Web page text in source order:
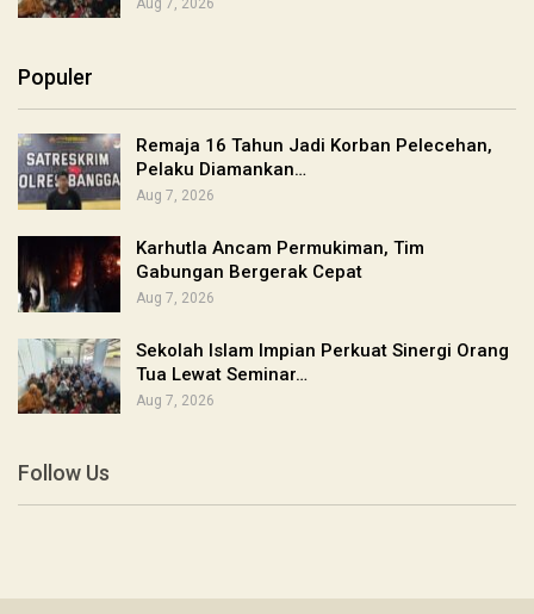
Aug 7, 2026
Populer
Remaja 16 Tahun Jadi Korban Pelecehan,
Pelaku Diamankan…
Aug 7, 2026
Karhutla Ancam Permukiman, Tim
Gabungan Bergerak Cepat
Aug 7, 2026
Sekolah Islam Impian Perkuat Sinergi Orang
Tua Lewat Seminar…
Aug 7, 2026
Follow Us